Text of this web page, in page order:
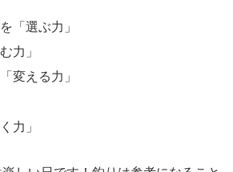
「選ぶ力」
力」
変える力」
力」